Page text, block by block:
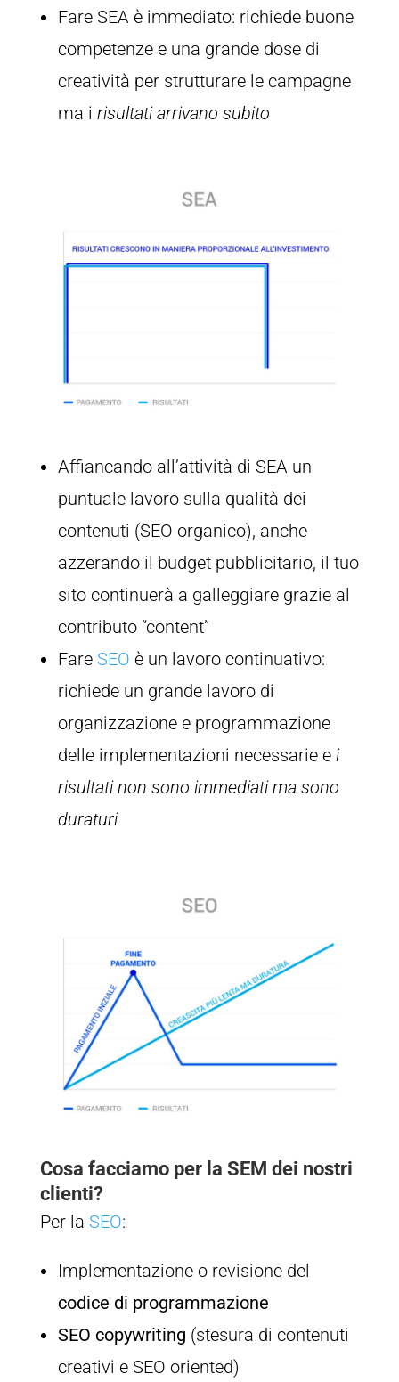
Fare SEA è immediato: richiede buone
competenze e una grande dose di
creatività per strutturare le campagne
ma i risultati arrivano subito
Affiancando all’attività di SEA un
puntuale lavoro sulla qualità dei
contenuti (SEO organico), anche
azzerando il budget pubblicitario, il tuo
sito continuerà a galleggiare grazie al
contributo “content”
Fare SEO è un lavoro continuativo:
richiede un grande lavoro di
organizzazione e programmazione
delle implementazioni necessarie e i
risultati non sono immediati ma sono
duraturi
Cosa facciamo per la SEM dei nostri
clienti?
Per la SEO:
Implementazione o revisione del
codice di programmazione
SEO copywriting (stesura di contenuti
creativi e SEO oriented)